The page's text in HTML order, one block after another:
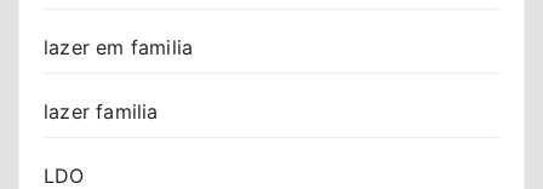
lazer em familia
lazer familia
LDO